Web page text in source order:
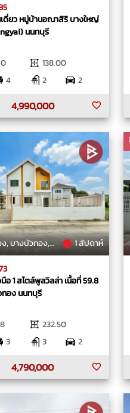
ดี่ยว หมู่บ้านอณาสิริ บางใหญ่
นนทบุรี
138.00
4 2
2
4,990,000
งบัวทอง, นนทบุรี 1 สัปดาห์
อ 1 สไตล์พูลวิลล่า เนื้อที่ 59.8
อง นนทบุรี
232.50
3 3
2
4,790,000